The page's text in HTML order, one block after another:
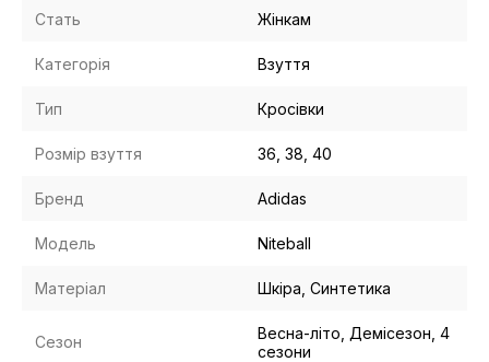
Стать Жінкам
Категорія Взуття
Тип Кросівки
Розмір взуття 36, 38, 40
Бренд Adidas
Модель Niteball
Матеріал Шкіра, Синтетика
Сезон
Весна-літо, Демісезон, 4
сезони